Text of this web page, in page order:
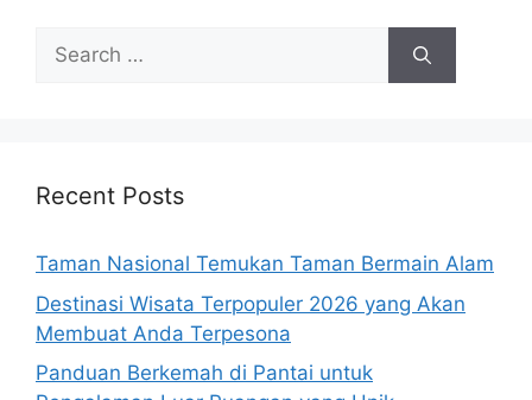
Search
for:
Recent Posts
Taman Nasional Temukan Taman Bermain Alam
Destinasi Wisata Terpopuler 2026 yang Akan
Membuat Anda Terpesona
Panduan Berkemah di Pantai untuk